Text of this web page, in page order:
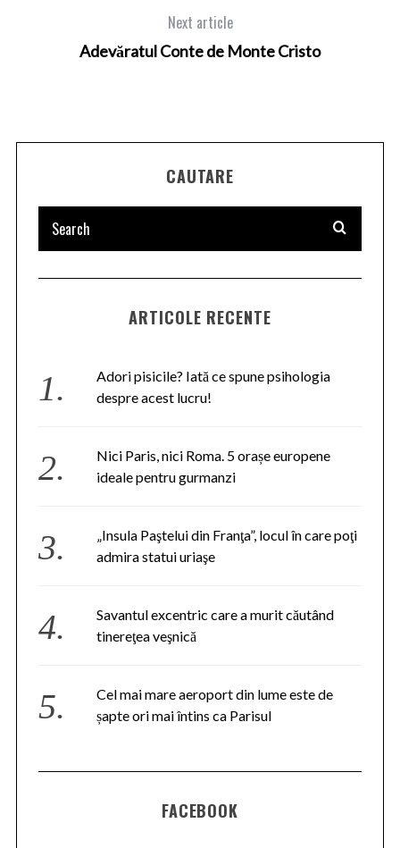
Next article
Adevăratul Conte de Monte Cristo
CAUTARE
ARTICOLE RECENTE
Adori pisicile? Iată ce spune psihologia
despre acest lucru!
Nici Paris, nici Roma. 5 orașe europene
ideale pentru gurmanzi
„Insula Paştelui din Franţa”, locul în care poţi
admira statui uriaşe
Savantul excentric care a murit căutând
tinereţea veşnică
Cel mai mare aeroport din lume este de
șapte ori mai întins ca Parisul
FACEBOOK